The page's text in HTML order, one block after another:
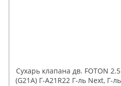
Сухарь клапана дв. FOTON 2.5
(G21A) Г-А21R22 Г-ль Next, Г-ль